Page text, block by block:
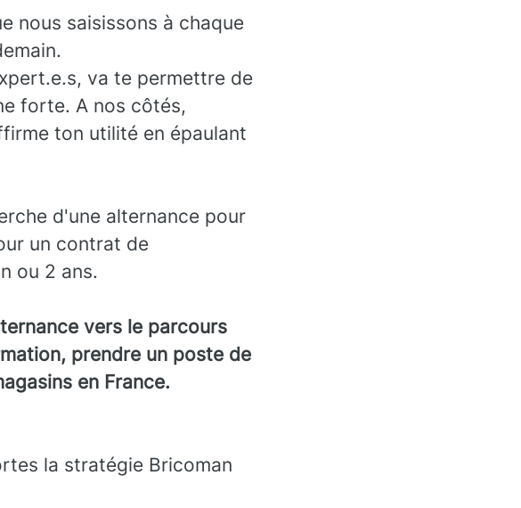
nous saisissons à chaque
va te permettre de
forte. A nos côtés,
ton utilité en épaulant
d'une alternance pour
un contrat de
ou 2 ans.
vers le parcours
prendre un poste de
en France.
la stratégie Bricoman